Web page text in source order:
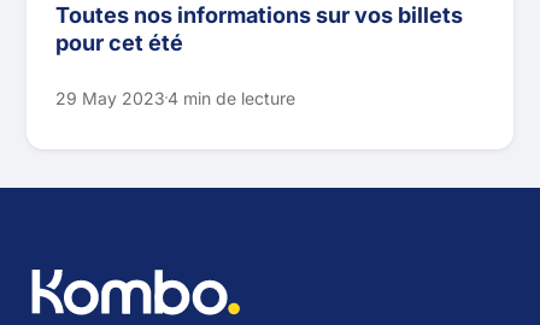
Toutes nos informations sur vos billets
pour cet été
29 May 20234 min de lecture